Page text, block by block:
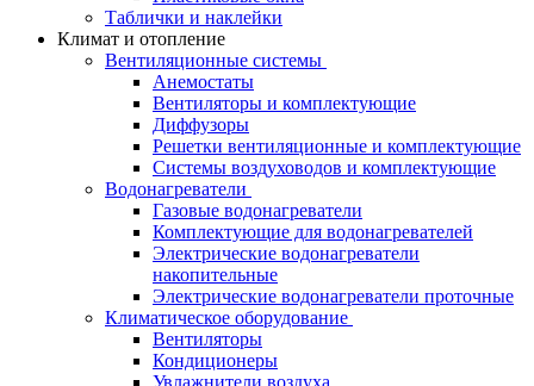
Таблички и наклейки
Климат и отопление
Вентиляционные системы
Анемостаты
Вентиляторы и комплектующие
Диффузоры
Решетки вентиляционные и комплектующие
Системы воздуховодов и комплектующие
Водонагреватели
Газовые водонагреватели
Комплектующие для водонагревателей
Электрические водонагреватели
накопительные
Электрические водонагреватели проточные
Климатическое оборудование
Вентиляторы
Кондиционеры
Увлажнители воздуха